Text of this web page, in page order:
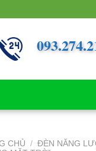
CHỦ / ĐÈN NĂNG